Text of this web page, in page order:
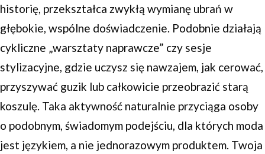
historię, przekształca zwykłą wymianę ubrań w
głębokie, wspólne doświadczenie. Podobnie działają
cykliczne „warsztaty naprawcze” czy sesje
stylizacyjne, gdzie uczysz się nawzajem, jak cerować,
przyszywać guzik lub całkowicie przeobrazić starą
koszulę. Taka aktywność naturalnie przyciąga osoby
o podobnym, świadomym podejściu, dla których moda
jest językiem, a nie jednorazowym produktem. Twoja